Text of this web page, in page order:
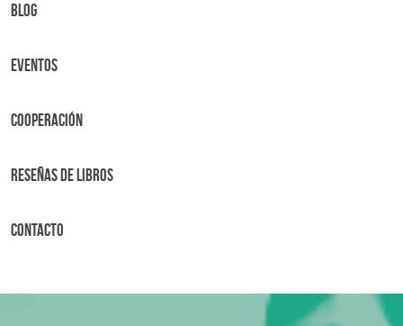
BLOG
Eventos
Cooperación
Reseñas de libros
Contacto